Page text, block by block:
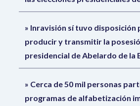
Inravisión sí tuvo disposición
producir y transmitir la
presidencial de Abelardo de la
Cerca de 50 mil personas
programas de alfabetización